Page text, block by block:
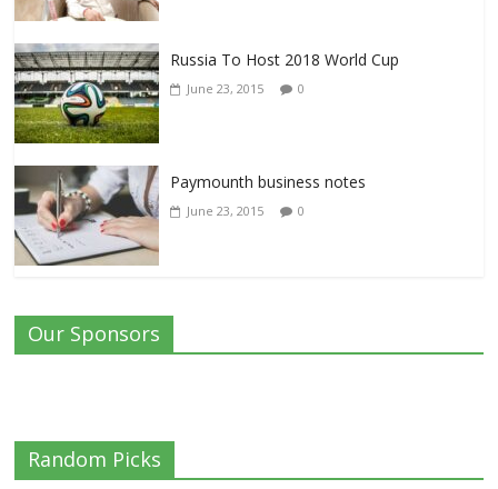
Russia To Host 2018 World Cup
June 23, 2015 0
Paymounth business notes
June 23, 2015 0
Our Sponsors
Random Picks